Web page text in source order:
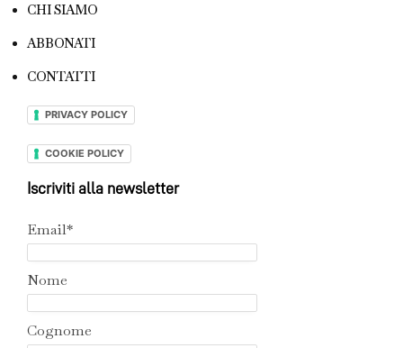
CHI SIAMO
ABBONATI
CONTATTI
PRIVACY POLICY
COOKIE POLICY
Iscriviti alla newsletter
Email*
Nome
Cognome